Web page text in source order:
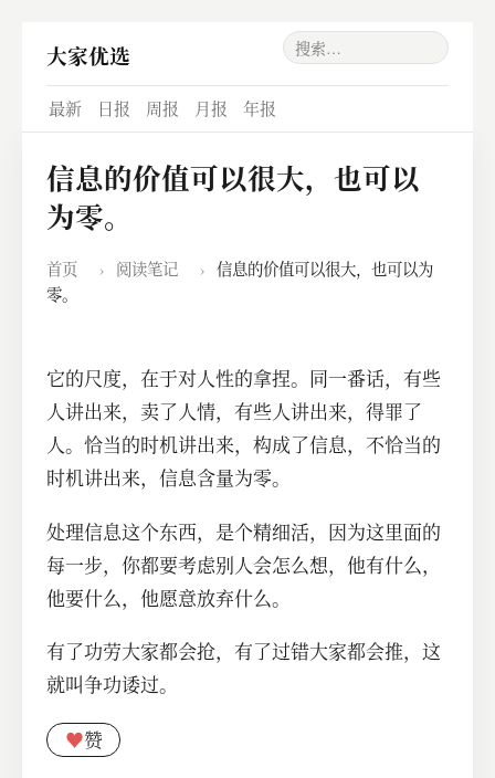
大家优选
最新 日报 周报 月报 年报
信息的价值可以很大，也可以
为零。
首页 › 阅读笔记 ›
信息的价值可以很大，也可以为
零。
它的尺度，在于对人性的拿捏。同一番话，有些
人讲出来，卖了人情，有些人讲出来，得罪了
人。恰当的时机讲出来，构成了信息，不恰当的
时机讲出来，信息含量为零。
处理信息这个东西，是个精细活，因为这里面的
每一步，你都要考虑别人会怎么想，他有什么，
他要什么，他愿意放弃什么。
有了功劳大家都会抢，有了过错大家都会推，这
就叫争功诿过。
♥赞